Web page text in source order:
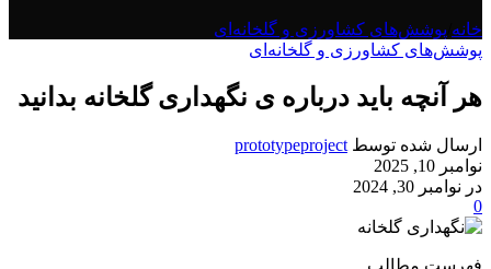
خانه پوشش‌های کشاورزی و گلخانه‌ای
پوشش‌های کشاورزی و گلخانه‌ای
هر آنچه باید درباره ی نگهداری گلخانه بدانید
ارسال شده توسط prototypeproject
نوامبر 10, 2025
در نوامبر 30, 2024
0